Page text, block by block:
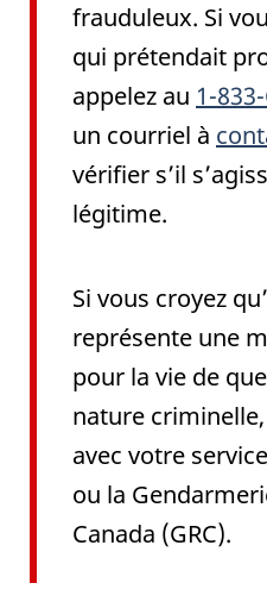
frauduleux. Si
qui prétendait
appelez au 1-
un courriel à
vérifier s’il
légitime.
Si vous croyez
représente une
pour la vie de
nature
avec votre
ou la
Canada (GRC).